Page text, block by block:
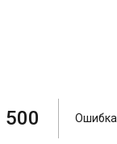
500 Ошибка